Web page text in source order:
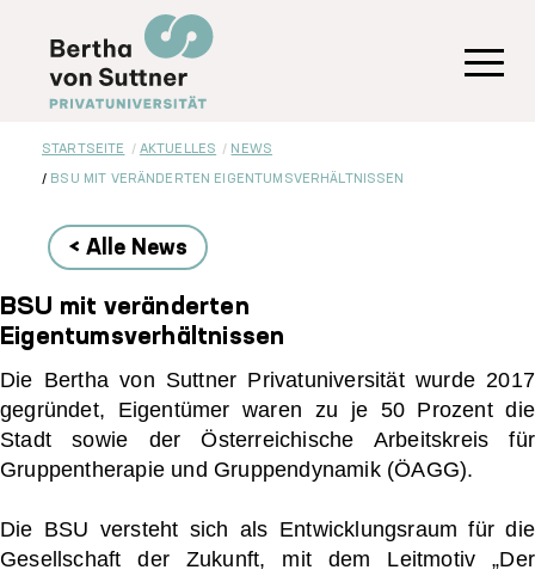
Inhalt
STARTSEITE AKTUELLES NEWS
BSU MIT VERÄNDERTEN EIGENTUMSVERHÄLTNISSEN
< Alle News
BSU mit veränderten
Eigentumsverhältnissen
Die Bertha von Suttner Privatuniversität wurde 2017
gegründet, Eigentümer waren zu je 50 Prozent die
Stadt sowie der Österreichische Arbeitskreis für
Gruppentherapie und Gruppendynamik (ÖAGG).
Die BSU versteht sich als Entwicklungsraum für die
Gesellschaft der Zukunft, mit dem Leitmotiv „Der